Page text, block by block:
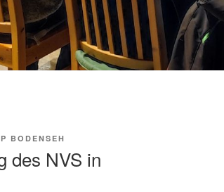
BODENSEH
des NVS in